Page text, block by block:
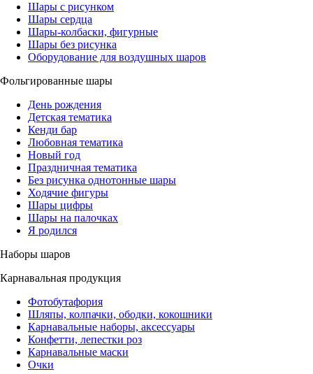
Шары с рисунком
Шары сердца
Шары-колбаски, фигурные
Шары без рисунка
Оборудование для воздушных шаров
Фольгированные шары
День рождения
Детская тематика
Кенди бар
Любовная тематика
Новый год
Праздничная тематика
Без рисунка однотонные шары
Ходячие фигуры
Шары цифры
Шары на палочках
Я родился
Наборы шаров
Карнавальная продукция
Фотобутафория
Шляпы, колпачки, ободки, кокошники
Карнавальные наборы, аксессуары
Конфетти, лепестки роз
Карнавальные маски
Очки